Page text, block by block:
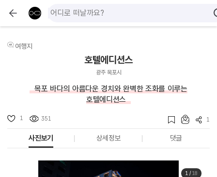
여행지
호텔에디션스
광주 목포시
목포 바다의 아름다운 경치와 완벽한 조화를 이루는
호텔에디션스
1 351 1
사진보기 상세정보 댓글
1/ 18